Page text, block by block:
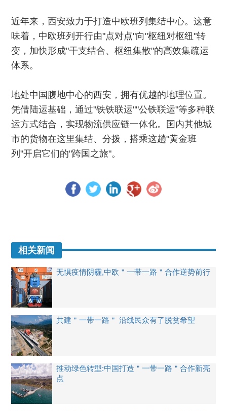
近年来，西安致力于打造中欧班列集结中心。这意
味着，中欧班列开行由"点对点"向"枢纽对枢纽"转
变，加快形成"干支结合、枢纽集散"的高效集疏运
体系。
地处中国腹地中心的西安，拥有优越的地理位置。
凭借陆运基础，通过"铁铁联运""公铁联运"等多种联
运方式结合，实现物流供应链一体化。国内其他城
市的货物在这里集结、分拨，搭乘这趟"黄金班
列"开启它们的"跨国之旅"。
相关新闻
无惧疫情阴霾,中欧＂一带一路＂合作逆势前行
共建＂一带一路＂ 沿线民众有了脱贫希望
推动绿色转型:中国打造＂一带一路＂合作新亮
点